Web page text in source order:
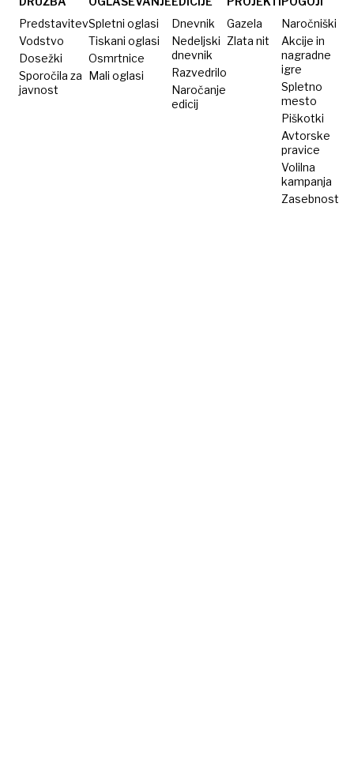
Predstavitev
Vodstvo
Dosežki
Sporočila za
javnost
Spletni oglasi
Tiskani oglasi
Osmrtnice
Mali oglasi
Dnevnik
Nedeljski
dnevnik
Razvedrilo
Naročanje
edicij
Gazela
Zlata nit
Naročniški
Akcije in
nagradne
igre
Spletno
mesto
Piškotki
Avtorske
pravice
Volilna
kampanja
Zasebnost